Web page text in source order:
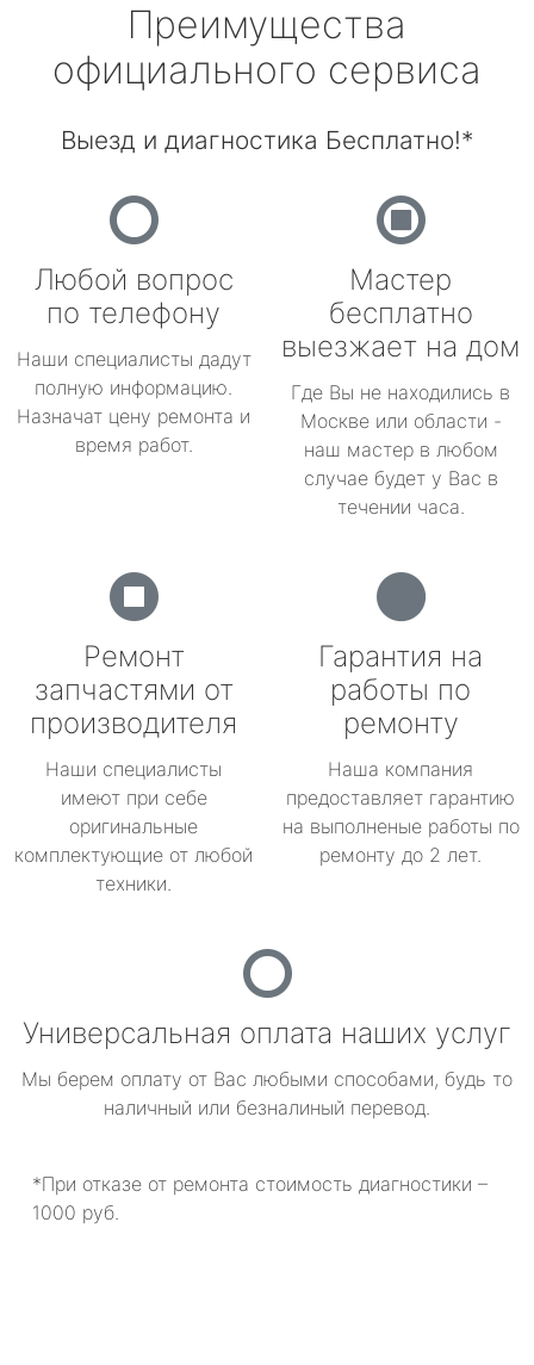
Преимущества
официального сервиса
Выезд и диагностика Бесплатно!*
Любой вопрос
по телефону
Наши специалисты дадут
полную информацию.
Назначат цену ремонта и
время работ.
Мастер
бесплатно
выезжает на дом
Где Вы не находились в
Москве или области -
наш мастер в любом
случае будет у Вас в
течении часа.
Ремонт
запчастями от
производителя
Наши специалисты
имеют при себе
оригинальные
комплектующие от любой
техники.
Гарантия на
работы по
ремонту
Наша компания
предоставляет гарантию
на выполненые работы по
ремонту до 2 лет.
Универсальная оплата наших услуг
Мы берем оплату от Вас любыми способами, будь то
наличный или безналиный перевод.
*При отказе от ремонта стоимость диагностики –
1000 руб.